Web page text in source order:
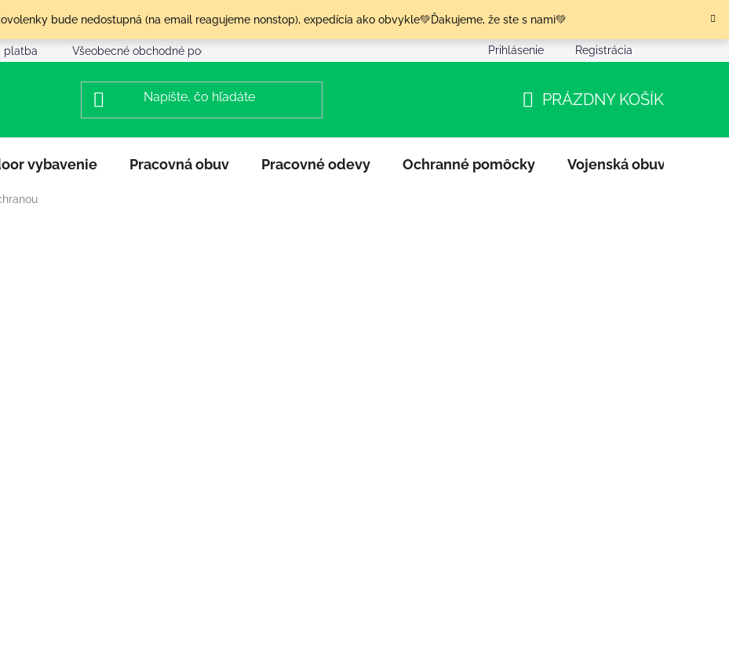
bude nedostupná (na email reagujeme nonstop), expedícia ako obvykle💚Ďakujeme, že ste s nami💚
platba Všeobecné obchodné podmienky Podmienky ochrany osobných údajov
Prihlásenie Registrácia
KOŠÍK
PRÁZDNY KOŠÍK
vybavenie Pracovná obuv Pracovné odevy Ochranné pomôcky Vojenská obuv